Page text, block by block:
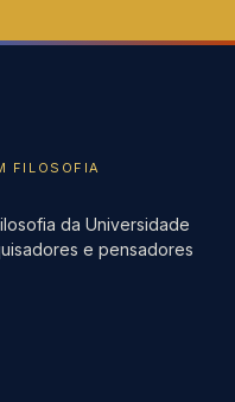
FILOSOFIA
da Universidade
e pensadores